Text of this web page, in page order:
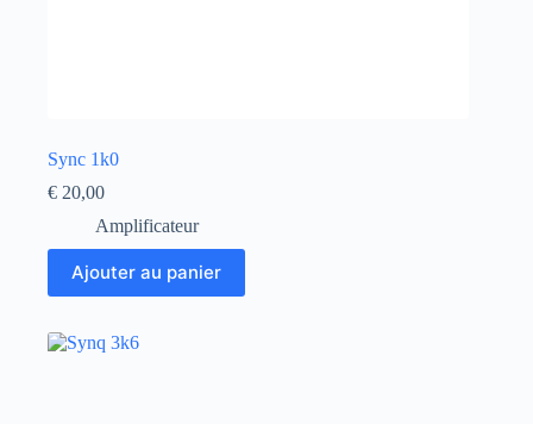
Sync 1k0
€ 20,00
Amplificateur
Ajouter au panier